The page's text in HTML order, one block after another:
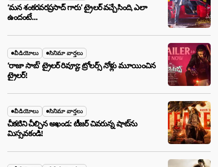
‘మన శంకరవరప్రసాద్ గారు’ ట్రైలర్ వచ్చేసింది, ఎలా
ఉందంటే…
వీడియోలు సినిమా వార్తలు
‘రాజా సాబ్’ ట్రైలర్ రివ్యూ: ట్రోలర్స్ నోళ్లు మూయించిన
ట్రైలర్!
వీడియోలు సినిమా వార్తలు
చీకటిని చీల్చిన అఖండ: టీజర్ చివరున్న షాట్‌ను
మిస్సవకండి!